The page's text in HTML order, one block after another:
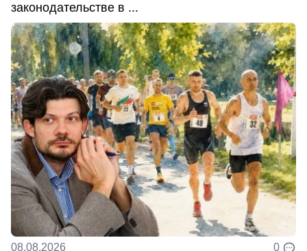
законодательстве в ...
08.08.2026 0